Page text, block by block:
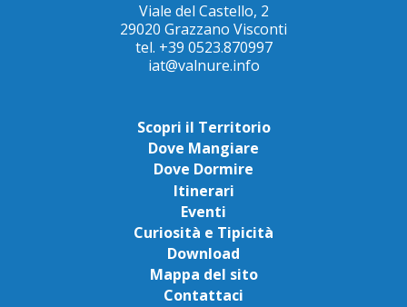
Viale del Castello, 2
29020 Grazzano Visconti
tel. +39 0523.870997
iat@valnure.info
Scopri il Territorio
Dove Mangiare
Dove Dormire
Itinerari
Eventi
Curiosità e Tipicità
Download
Mappa del sito
Contattaci